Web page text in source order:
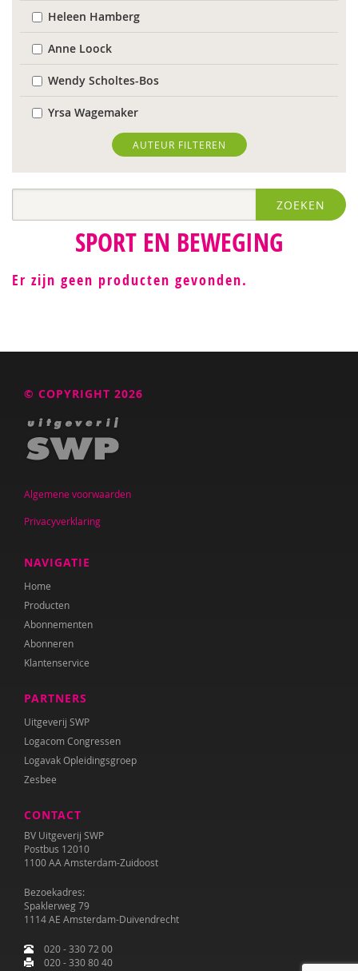
Heleen Hamberg
Anne Loock
Wendy Scholtes-Bos
Yrsa Wagemaker
AUTEUR FILTEREN
ZOEKEN
SPORT EN BEWEGING
Er zijn geen producten gevonden.
© COPYRIGHT 2026
Algemene voorwaarden
Privacyverklaring
NAVIGATIE
Home
Producten
Abonnementen
Abonneren
Klantenservice
PARTNERS
Uitgeverij SWP
Logacom Congressen
Logavak Opleidingsgroep
Zesbee
CONTACT
BV Uitgeverij SWP
Postbus 12010
1100 AA Amsterdam-Zuidoost
Bezoekadres:
Spaklerweg 79
1114 AE Amsterdam-Duivendrecht
020 - 330 72 00
020 - 330 80 40